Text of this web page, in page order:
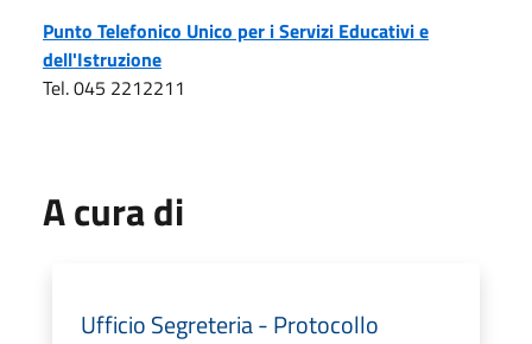
Punto Telefonico Unico per i Servizi Educativi e
dell'Istruzione
Tel. 045 2212211
A cura di
Ufficio Segreteria - Protocollo